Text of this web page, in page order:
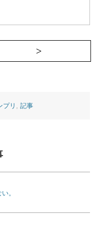
舞うストリップダンサーを初めて
プリ , 記事
。